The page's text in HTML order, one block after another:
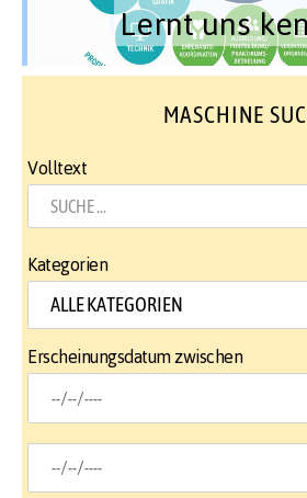
Lernt uns
MASCHINE
Volltext
Kategorien
Erscheinungsdatum zwischen